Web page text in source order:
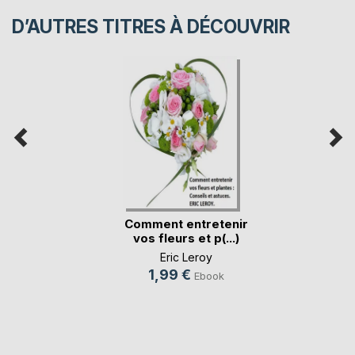
D’AUTRES TITRES À DÉCOUVRIR
Comment entretenir
vos fleurs et p(...)
Eric Leroy
1,99 € Ebook